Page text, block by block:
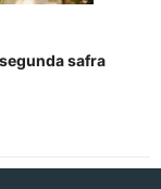
safra